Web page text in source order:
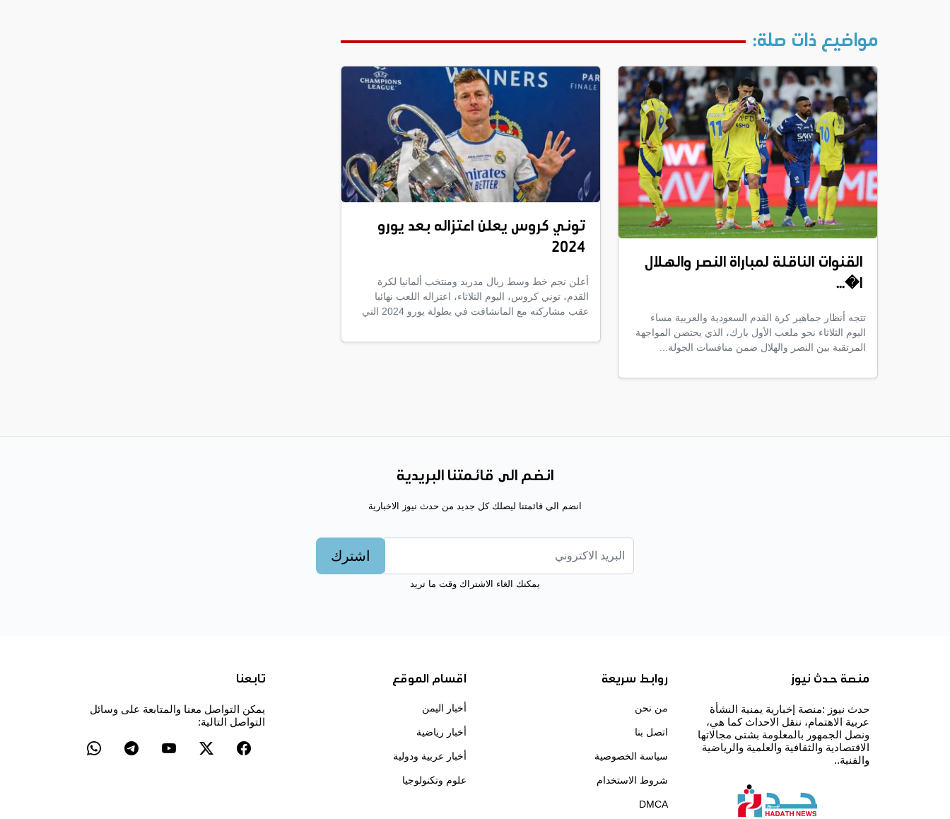
مواضيع ذات صلة:
القنوات الناقلة لمباراة النصر والهلال
ا�...
تتجه أنظار جماهير كرة القدم السعودية والعربية مساء
اليوم الثلاثاء نحو ملعب الأول بارك، الذي يحتضن المواجهة
المرتقبة بين النصر والهلال ضمن منافسات الجولة...
توني كروس يعلن اعتزاله بعد يورو
2024
أعلن نجم خط وسط ريال مدريد ومنتخب ألمانيا لكرة
القدم، توني كروس، اليوم الثلاثاء، اعتزاله اللعب نهائيا
عقب مشاركته مع المانشافت في بطولة يورو 2024 التي
انضم الى قائمتنا البريدية
انضم الى قائمتنا ليصلك كل جديد من حدث نيوز الاخبارية
اشترك
يمكنك الغاء الاشتراك وقت ما تريد
منصة حدث نيوز
حدث نيوز :منصة إخبارية يمنية النشأة
عربية الاهتمام، ننقل الاحداث كما هي،
ونصل الجمهور بالمعلومة بشتى مجالاتها
الاقتصادية والثقافية والعلمية والرياضية
والفنية..
روابط سريعة
من نحن
اتصل بنا
سياسة الخصوصية
شروط الاستخدام
DMCA
اقسام الموقع
أخبار اليمن
أخبار رياضية
أخبار عربية ودولية
علوم وتكنولوجيا
تابعنا
يمكن التواصل معنا والمتابعة على وسائل
التواصل التالية: